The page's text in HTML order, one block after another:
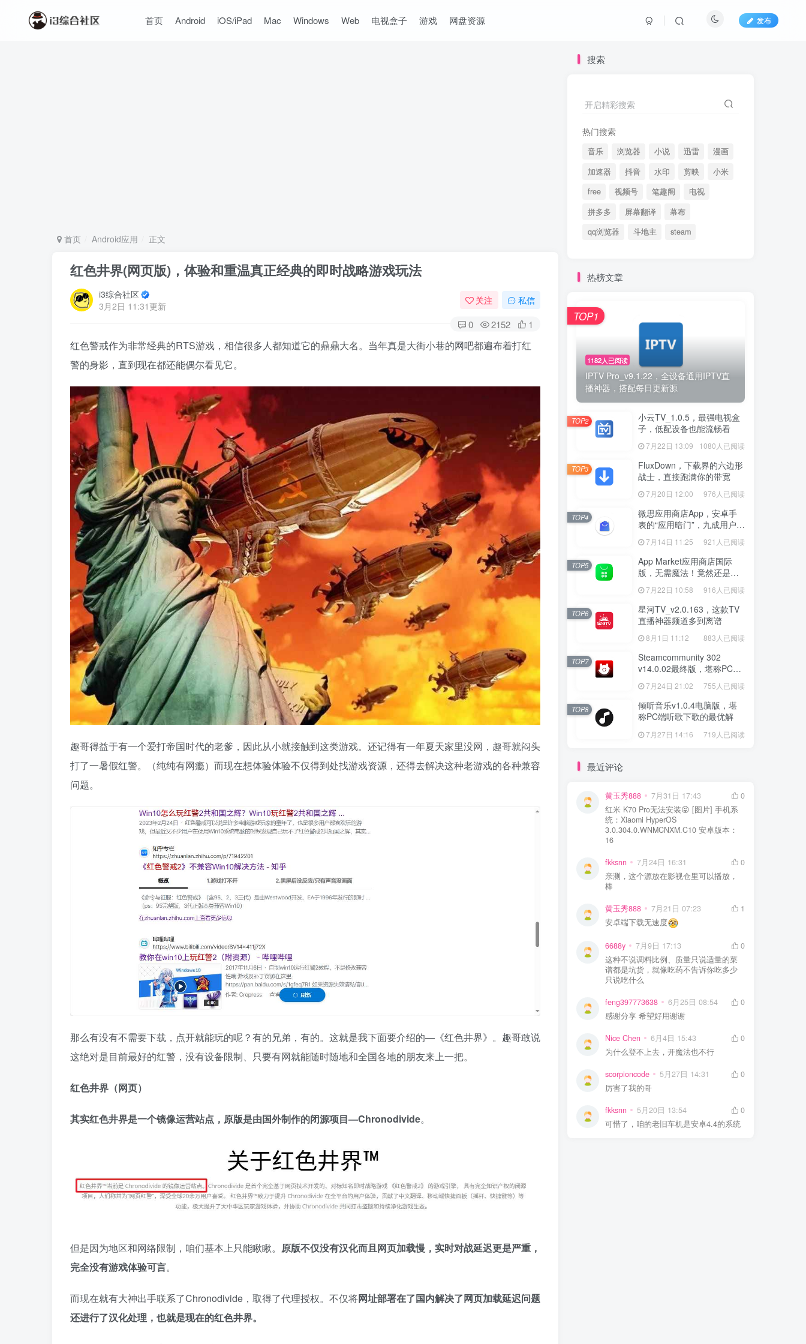
首页 Android iOS/iPad Mac Windows Web 电视盒子 游戏 网盘资源 发布
首页 Android应用 正文
红色井界(网页版)，体验和重温真正经典的即时战略游戏玩法
i3综合社区
3月2日 11:31更新
关注 私信
0 2152 1
红色警戒作为非常经典的RTS游戏，相信很多人都知道它的鼎鼎大名。当年真是大街小巷的网吧都遍布着打红
警的身影，直到现在都还能偶尔看见它。
趣哥得益于有一个爱打帝国时代的老爹，因此从小就接触到这类游戏。还记得有一年夏天家里没网，趣哥就闷头
打了一暑假红警。（纯纯有网瘾）而现在想体验体验不仅得到处找游戏资源，还得去解决这种老游戏的各种兼容
问题。
那么有没有不需要下载，点开就能玩的呢？有的兄弟，有的。这就是我下面要介绍的—《红色井界》。趣哥敢说
这绝对是目前最好的红警，没有设备限制、只要有网就能随时随地和全国各地的朋友来上一把。
红色井界（网页）
其实红色井界是一个镜像运营站点，原版是由国外制作的闭源项目—Chronodivide。
但是因为地区和网络限制，咱们基本上只能瞅瞅。 原版不仅没有汉化而且网页加载慢，实时对战延迟更是严重，
完全没有游戏体验可言。
而现在就有大神出手联系了Chronodivide，取得了代理授权。不仅将网址部署在了国内解决了网页加载延迟问题
还进行了汉化处理，也就是现在的红色井界。
搜索
开启精彩搜索
热门搜索
音乐 浏览器 小说 迅雷
漫画
加速器
抖音 水印 剪映
小米
free
视频号 笔趣阁
电视
拼多多
屏幕翻译
幕布
qq浏览器
斗地主 steam
热榜文章
1182人已阅读
IPTV Pro_v9.1.22，全设备通用IPTV直
播神器，搭配每日更新源
TOP1
小云TV_1.0.5，最强电视盒
子，低配设备也能流畅看
7月22日 13:09 1080人已阅读
TOP2
FluxDown，下载界的六边形
战士，直接跑满你的带宽
7月20日 12:00 976人已阅读
TOP3
微思应用商店App，安卓手
表的“应用暗门”，九成用户还
没发现
7月14日 11:25 921人已阅读
TOP4
App Market应用商店国际
版，无需魔法！竟然还是大
厂出品？
7月22日 10:58 916人已阅读
TOP5
星河TV_v2.0.163，这款TV
直播神器频道多到离谱
8月1日 11:12 883人已阅读
TOP6
Steamcommunity 302
v14.0.02最终版，堪称PC玩
家必备的网络工具箱
7月24日 21:02 755人已阅读
TOP7
倾听音乐v1.0.4电脑版，堪
称PC端听歌下歌的最优解
7月27日 14:16 719人已阅读
TOP8
最近评论
黄玉秀888 7月31日 17:43
0
红米 K70 Pro无法安装😝 [图片] 手机系
统：Xiaomi HyperOS
3.0.304.0.WNMCNXM.C10 安卓版本：
16
fkksnn 7月24日 16:31
0
亲测，这个源放在影视仓里可以播放，
棒
黄玉秀888 7月21日 07:23
1
安卓端下载无速度
6688y 7月9日 17:13
0
这种不说调料比例、质量只说适量的菜
谱都是坑货，就像吃药不告诉你吃多少
只说吃什么
feng397773638 6月25日 08:54
0
感谢分享 希望好用谢谢
Nice Chen 6月4日 15:43
0
为什么登不上去，开魔法也不行
scorpioncode 5月27日 14:31
0
厉害了我的哥
fkksnn 5月20日 13:54
0
可惜了，咱的老旧车机是安卓4.4的系统